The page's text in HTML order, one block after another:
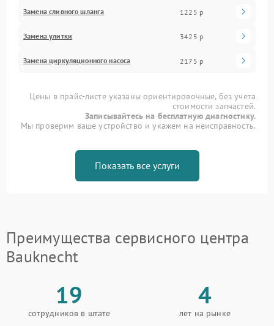
Замена сливного шланга 1225 р
Замена улитки 3425 р
Замена циркуляционного насоса 2175 р
Цены в прайс-листе указаны ориентировочные, без учета
стоимости запчастей.
Записывайтесь на бесплатную диагностику.
Мы проверим ваше устройство и укажем на неисправность.
Показать все услуги
Преимущества сервисного центра
Bauknecht
19
сотрудников в штате
4
лет на рынке